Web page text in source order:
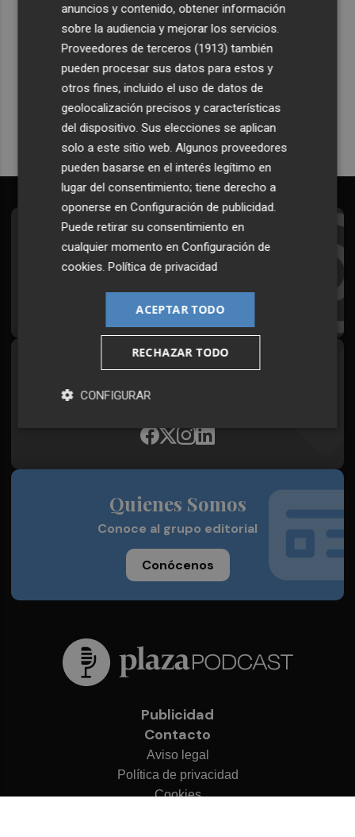
Recibe toda la actualidad de
Plaza Podcast en tu correo
Quiero suscribirme
Suscríbete al Boletín
Todos los días a primera hora en tu email
¡Quiero suscribirme!
Síguenos en redes
Plaza Podcast, desde cualquier medio
Quienes Somos
Conoce al grupo editorial
Conócenos
Publicidad
Contacto
Aviso legal
Política de privacidad
Cookies
anuncios y contenido, obtener información
sobre la audiencia y mejorar los servicios.
Proveedores de terceros (1913) también
pueden procesar sus datos para estos y
otros fines, incluido el uso de datos de
geolocalización precisos y características
del dispositivo. Sus elecciones se aplican
solo a este sitio web. Algunos proveedores
pueden basarse en el interés legítimo en
lugar del consentimiento; tiene derecho a
oponerse enConfiguración de publicidad
Puede retirar su consentimiento en
cualquier momento enConfiguración de
cookies .Política de privacidad
ACEPTAR TODO
RECHAZAR TODO
CONFIGURAR